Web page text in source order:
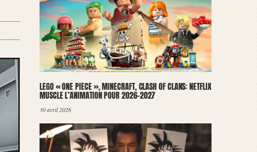
LEGO « ONE PIECE », MINECRAFT, CLASH OF CLANS: NETFLIX
MUSCLE L’ANIMATION POUR 2026-2027
30 avril 2026